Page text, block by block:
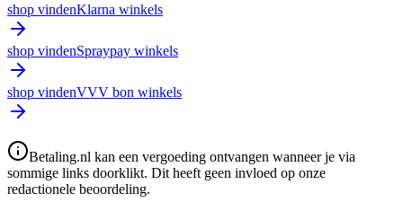
shop vindenKlarna winkels
shop vindenSpraypay winkels
shop vindenVVV bon winkels
Betaling.nl kan een vergoeding ontvangen wanneer je via
sommige links doorklikt. Dit heeft geen invloed op onze
redactionele beoordeling.